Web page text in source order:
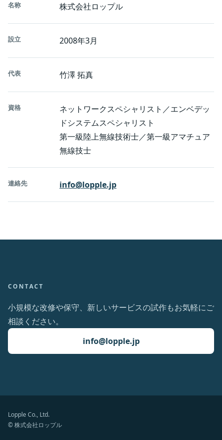
名称 株式会社ロップル
設立 2008年3月
代表 竹澤 拓真
資格
ネットワークスペシャリスト／エンベデッ
ドシステムスペシャリスト
第一級陸上無線技術士／第一級アマチュア
無線技士
連絡先 info@lopple.jp
CONTACT
小規模な改修や保守、新しいサービスの試作もお気軽にご
相談ください。
info@lopple.jp
Lopple Co., Ltd.
© 株式会社ロップル